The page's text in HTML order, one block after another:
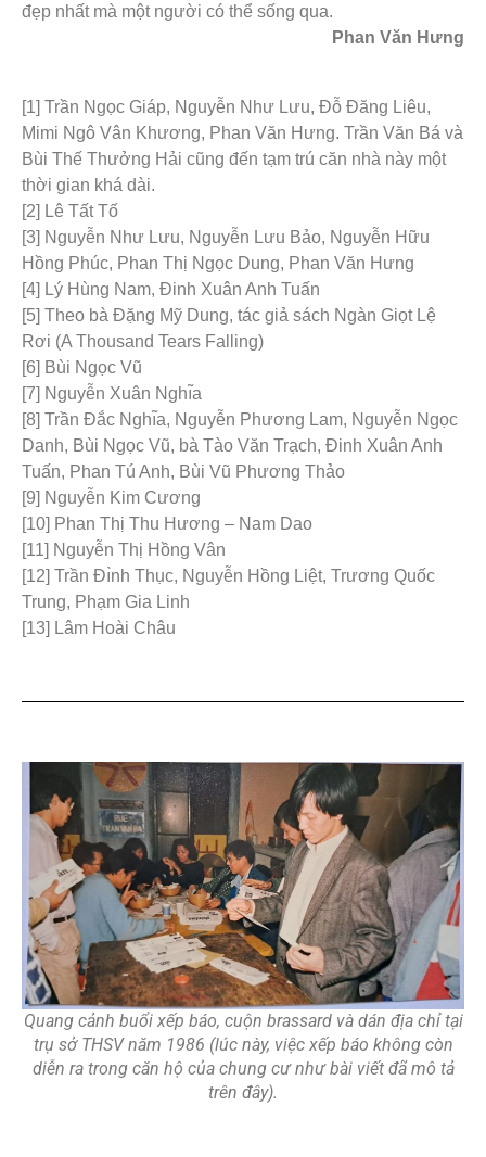
đẹp nhất mà một người có thể sống qua.
Phan Văn Hưng
[1] Trần Ngọc Giáp, Nguyễn Như Lưu, Đỗ Đăng Liêu,
Mimi Ngô Vân Khương, Phan Văn Hưng. Trần Văn Bá và
Bùi Thế Thưởng Hải cũng đến tạm trú căn nhà này một
thời gian khá dài.
[2] Lê Tất Tố
[3] Nguyễn Như Lưu, Nguyễn Lưu Bảo, Nguyễn Hữu
Hồng Phúc, Phan Thị Ngọc Dung, Phan Văn Hưng
[4] Lý Hùng Nam, Đinh Xuân Anh Tuấn
[5] Theo bà Đặng Mỹ Dung, tác giả sách Ngàn Giọt Lệ
Rơi (A Thousand Tears Falling)
[6] Bùi Ngọc Vũ
[7] Nguyễn Xuân Nghı̃a
[8] Trần Đắc Nghı̃a, Nguyễn Phương Lam, Nguyễn Ngọc
Danh, Bùi Ngọc Vũ, bà Tào Văn Trạch, Đinh Xuân Anh
Tuấn, Phan Tú Anh, Bùi Vũ Phương Thảo
[9] Nguyễn Kim Cương
[10] Phan Thị Thu Hương – Nam Dao
[11] Nguyễn Thị Hồng Vân
[12] Trần Đı̀nh Thục, Nguyễn Hồng Liệt, Trương Quốc
Trung, Phạm Gia Linh
[13] Lâm Hoài Châu
Quang cảnh buổi xếp báo, cuộn brassard và dán địa chỉ tại
trụ sở THSV năm 1986 (lúc này, việc xếp báo không còn
diễn ra trong căn hộ của chung cư như bài viết đã mô tả
trên đây).